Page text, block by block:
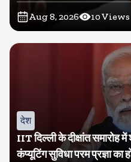
Aug 8, 2026 10Views
देश
IIT दिल्ली के दीक्षांत समारोह में
कंप्यूटिंग सुविधा परम प्रज्ञा का